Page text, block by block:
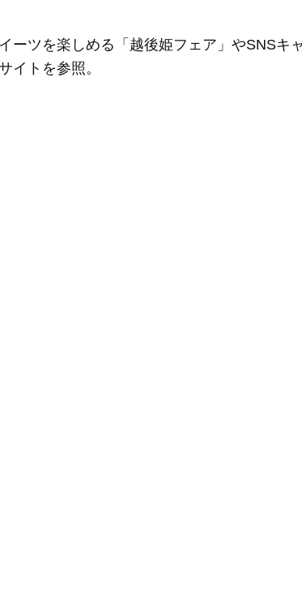
ーツを楽しめる「越後姫フェア」やSNSキ
イトを参照。